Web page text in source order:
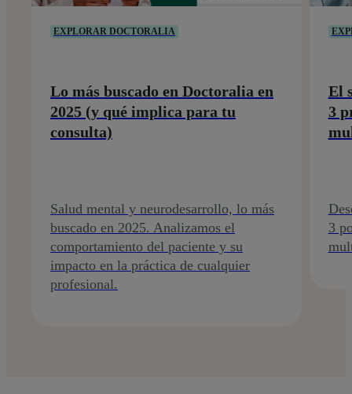
EXPLORAR DOCTORALIA
Lo más buscado en Doctoralia en
2025 (y qué implica para tu
consulta)
Salud mental y neurodesarrollo, lo más
buscado en 2025. Analizamos el
comportamiento del paciente y su
impacto en la práctica de cualquier
profesional.
El
3
3